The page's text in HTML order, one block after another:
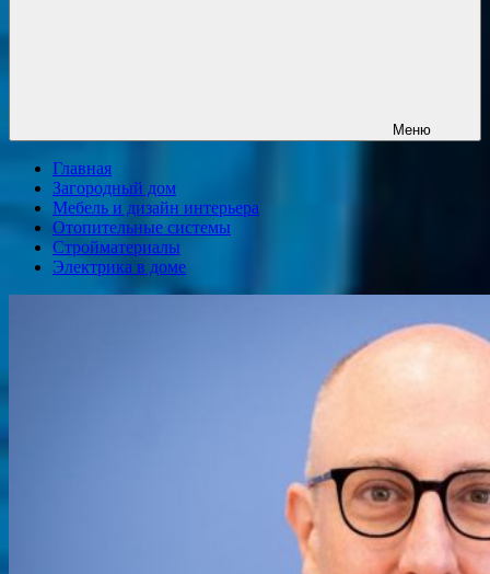
Меню
Главная
Загородный дом
Мебель и дизайн интерьера
Отопительные системы
Стройматериалы
Электрика в доме